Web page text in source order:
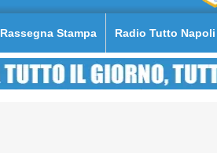
Rassegna Stampa Radio Tutto Napoli